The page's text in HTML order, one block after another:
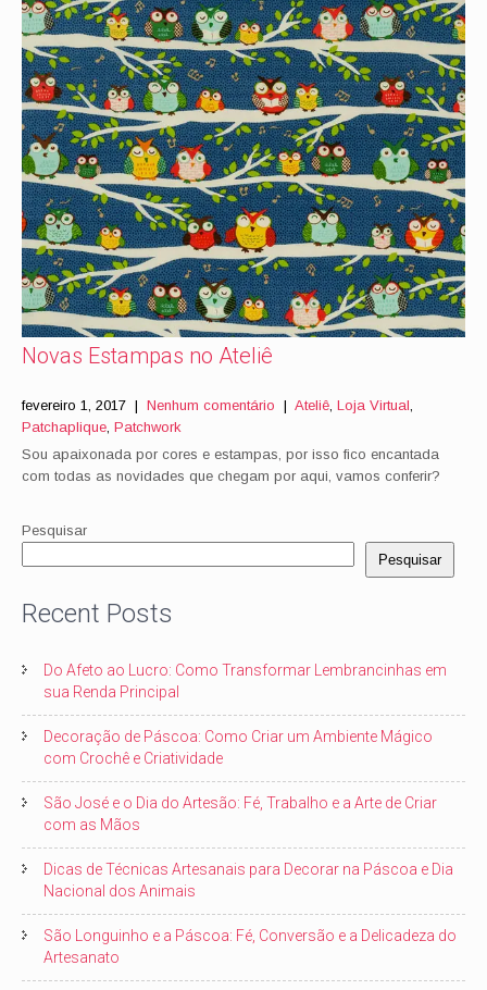
Novas Estampas no Ateliê
fevereiro 1, 2017 | Nenhum comentário | Ateliê, Loja Virtual,
Patchaplique, Patchwork
Sou apaixonada por cores e estampas, por isso fico encantada
com todas as novidades que chegam por aqui, vamos conferir?
Pesquisar
Pesquisar
Recent Posts
Do Afeto ao Lucro: Como Transformar Lembrancinhas em
sua Renda Principal
Decoração de Páscoa: Como Criar um Ambiente Mágico
com Crochê e Criatividade
São José e o Dia do Artesão: Fé, Trabalho e a Arte de Criar
com as Mãos
Dicas de Técnicas Artesanais para Decorar na Páscoa e Dia
Nacional dos Animais
São Longuinho e a Páscoa: Fé, Conversão e a Delicadeza do
Artesanato